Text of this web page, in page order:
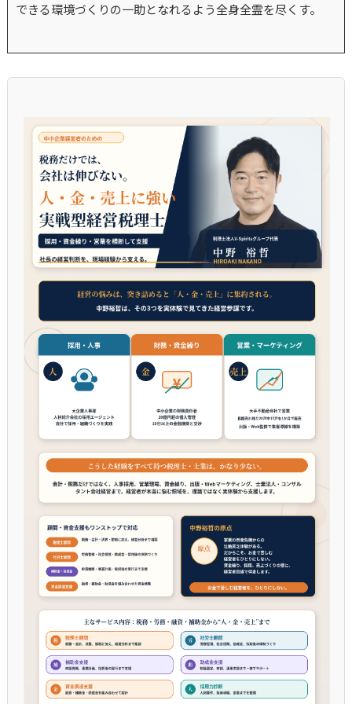
できる環境づくりの一助となれるよう全身全霊を尽くす。